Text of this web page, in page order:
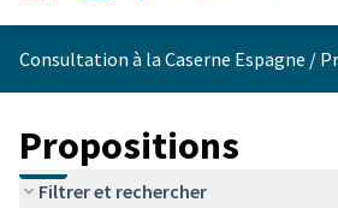
Consultation à la Caserne Espagne /
Propositions
Filtrer et rechercher